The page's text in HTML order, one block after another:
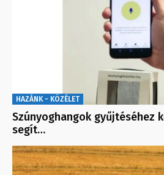
HAZÁNK - KÖZÉLET
Szúnyoghangok gyűjtéséhez
segít…